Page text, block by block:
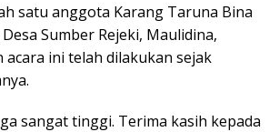
satu anggota Karang Taruna Bina
Sumber Rejeki, Maulidina,
acara ini telah dilakukan sejak
sangat tinggi. Terima kasih kepada